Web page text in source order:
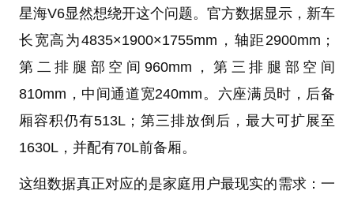
星海V6显然想绕开这个问题。官方数据显示，新车
长宽高为4835×1900×1755mm，轴距2900mm；
第二排腿部空间960mm，第三排腿部空间
810mm，中间通道宽240mm。六座满员时，后备
厢容积仍有513L；第三排放倒后，最大可扩展至
1630L，并配有70L前备厢。
这组数据真正对应的是家庭用户最现实的需求：一